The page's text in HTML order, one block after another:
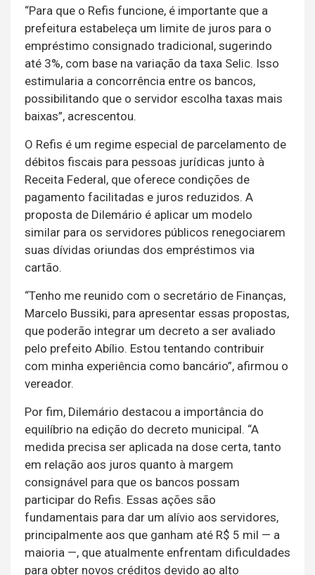
“Para que o Refis funcione, é importante que a
prefeitura estabeleça um limite de juros para o
empréstimo consignado tradicional, sugerindo
até 3%, com base na variação da taxa Selic. Isso
estimularia a concorrência entre os bancos,
possibilitando que o servidor escolha taxas mais
baixas”, acrescentou.
O Refis é um regime especial de parcelamento de
débitos fiscais para pessoas jurídicas junto à
Receita Federal, que oferece condições de
pagamento facilitadas e juros reduzidos. A
proposta de Dilemário é aplicar um modelo
similar para os servidores públicos renegociarem
suas dívidas oriundas dos empréstimos via
cartão.
“Tenho me reunido com o secretário de Finanças,
Marcelo Bussiki, para apresentar essas propostas,
que poderão integrar um decreto a ser avaliado
pelo prefeito Abílio. Estou tentando contribuir
com minha experiência como bancário”, afirmou o
vereador.
Por fim, Dilemário destacou a importância do
equilíbrio na edição do decreto municipal. “A
medida precisa ser aplicada na dose certa, tanto
em relação aos juros quanto à margem
consignável para que os bancos possam
participar do Refis. Essas ações são
fundamentais para dar um alívio aos servidores,
principalmente aos que ganham até R$ 5 mil — a
maioria —, que atualmente enfrentam dificuldades
para obter novos créditos devido ao alto